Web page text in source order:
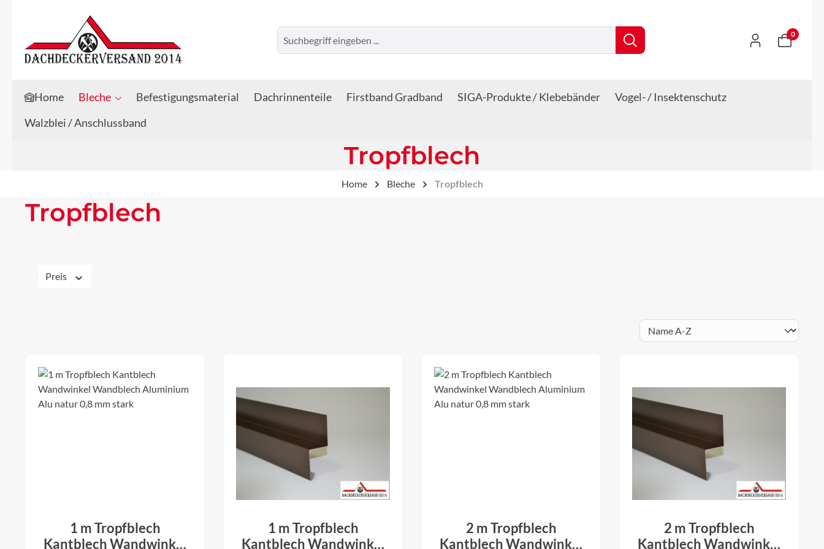
Zum Hauptinhalt springen
Zur Suche springen
0
Home Bleche Befestigungsmaterial Dachrinnenteile Firstband Gradband SIGA-Produkte / Klebebänder
Vogel- / Insektenschutz
Walzblei / Anschlussband
Tropfblech
Home Bleche Tropfblech
Tropfblech
Preis
1 m Tropfblech
Kantblech Wandwinkel
1 m Tropfblech
Kantblech Wandwinkel
2 m Tropfblech
Kantblech Wandwinkel
2 m Tropfblech
Kantblech Wandwinkel